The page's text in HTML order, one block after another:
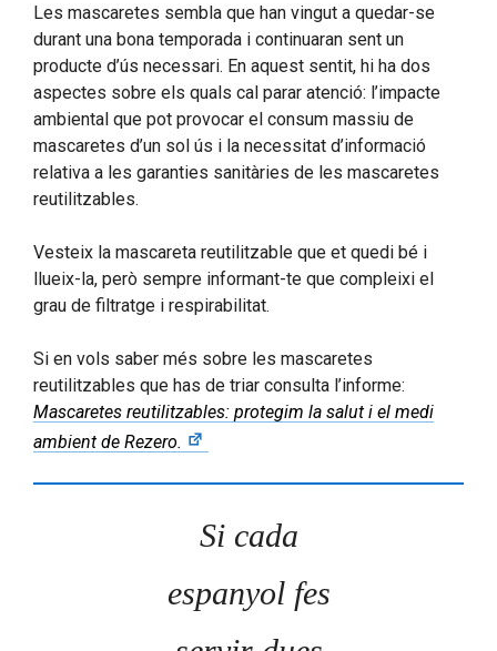
Les mascaretes sembla que han vingut a quedar-se
durant una bona temporada i continuaran sent un
producte d’ús necessari. En aquest sentit, hi ha dos
aspectes sobre els quals cal parar atenció: l’impacte
ambiental que pot provocar el consum massiu de
mascaretes d’un sol ús i la necessitat d’informació
relativa a les garanties sanitàries de les mascaretes
reutilitzables.
Vesteix la mascareta reutilitzable que et quedi bé i
llueix-la, però sempre informant-te que compleixi el
grau de filtratge i respirabilitat.
Si en vols saber més sobre les mascaretes
reutilitzables que has de triar consulta l’informe:
Mascaretes reutilitzables: protegim la salut i el medi
ambient de Rezero.
Si cada
espanyol fes